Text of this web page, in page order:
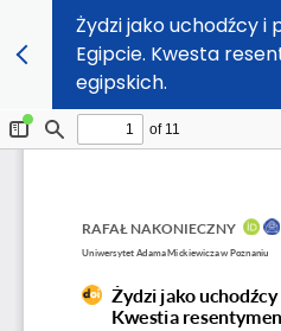
Żydzi jako uchodźcy i
Egipcie. Kwesta
egipskich.